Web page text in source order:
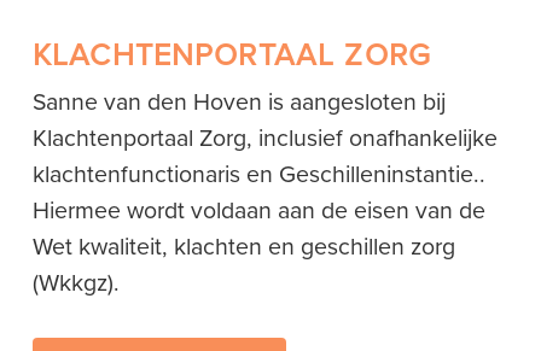
KLACHTENPORTAAL ZORG
Sanne van den Hoven is aangesloten bij
Klachtenportaal Zorg, inclusief onafhankelijke
klachtenfunctionaris en Geschilleninstantie..
Hiermee wordt voldaan aan de eisen van de
Wet kwaliteit, klachten en geschillen zorg
(Wkkgz).